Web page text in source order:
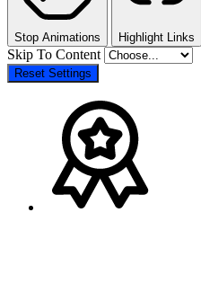
Stop Animations Highlight Links
Skip To Content
Reset Settings